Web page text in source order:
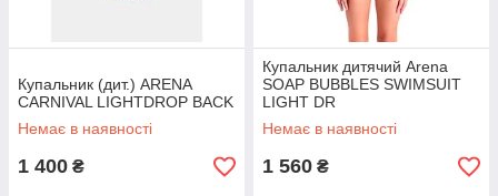
Купальник (дит.) ARENA
CARNIVAL LIGHTDROP BACK
Немає в наявності
1 400 ₴
Купальник дитячий Arena
SOAP BUBBLES SWIMSUIT
LIGHT DR
Немає в наявності
1 560 ₴